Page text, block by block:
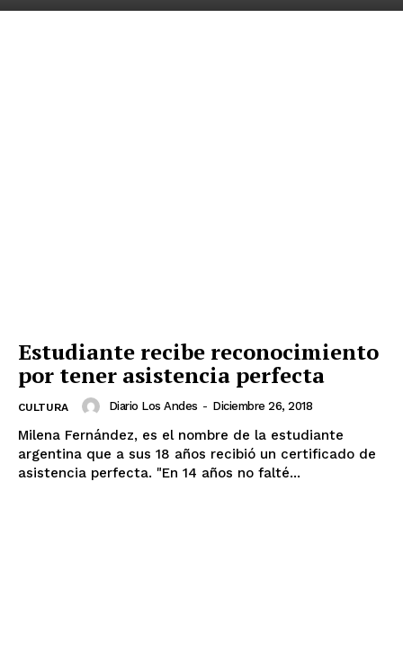
Estudiante recibe reconocimiento
por tener asistencia perfecta
CULTURA Diario Los Andes - Diciembre 26, 2018
Milena Fernández, es el nombre de la estudiante
argentina que a sus 18 años recibió un certificado de
asistencia perfecta. "En 14 años no falté...